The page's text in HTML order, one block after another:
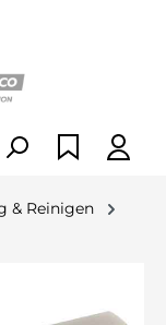
& Reinigen